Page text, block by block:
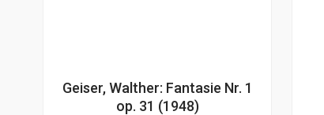
Geiser, Walther: Fantasie Nr. 1
op. 31 (1948)